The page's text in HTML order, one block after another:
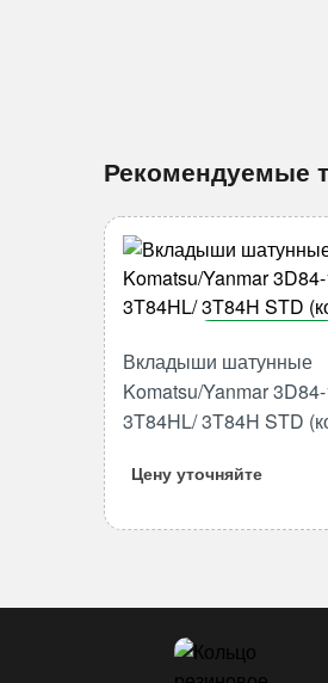
Рекомендуемые
3D84-
Вкладыши шатунные
Komatsu/Yanmar
3T84HL/ 3T84H STD
Цену уточняйте